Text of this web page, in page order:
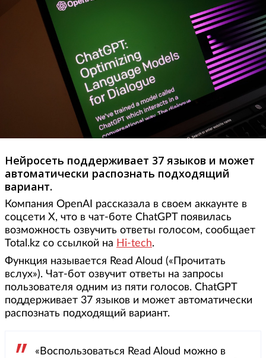
Нейросеть поддерживает 37 языков и может
автоматически распознать подходящий
вариант.
Компания OpenAI рассказала в своем аккаунте в
соцсети X, что в чат-боте ChatGPT появилась
возможность озвучить ответы голосом, сообщает
Total.kz со ссылкой на Hi-tech.
Функция называется Read Aloud («Прочитать
вслух»). Чат-бот озвучит ответы на запросы
пользователя одним из пяти голосов. ChatGPT
поддерживает 37 языков и может автоматически
распознать подходящий вариант.
«Воспользоваться Read Aloud можно в